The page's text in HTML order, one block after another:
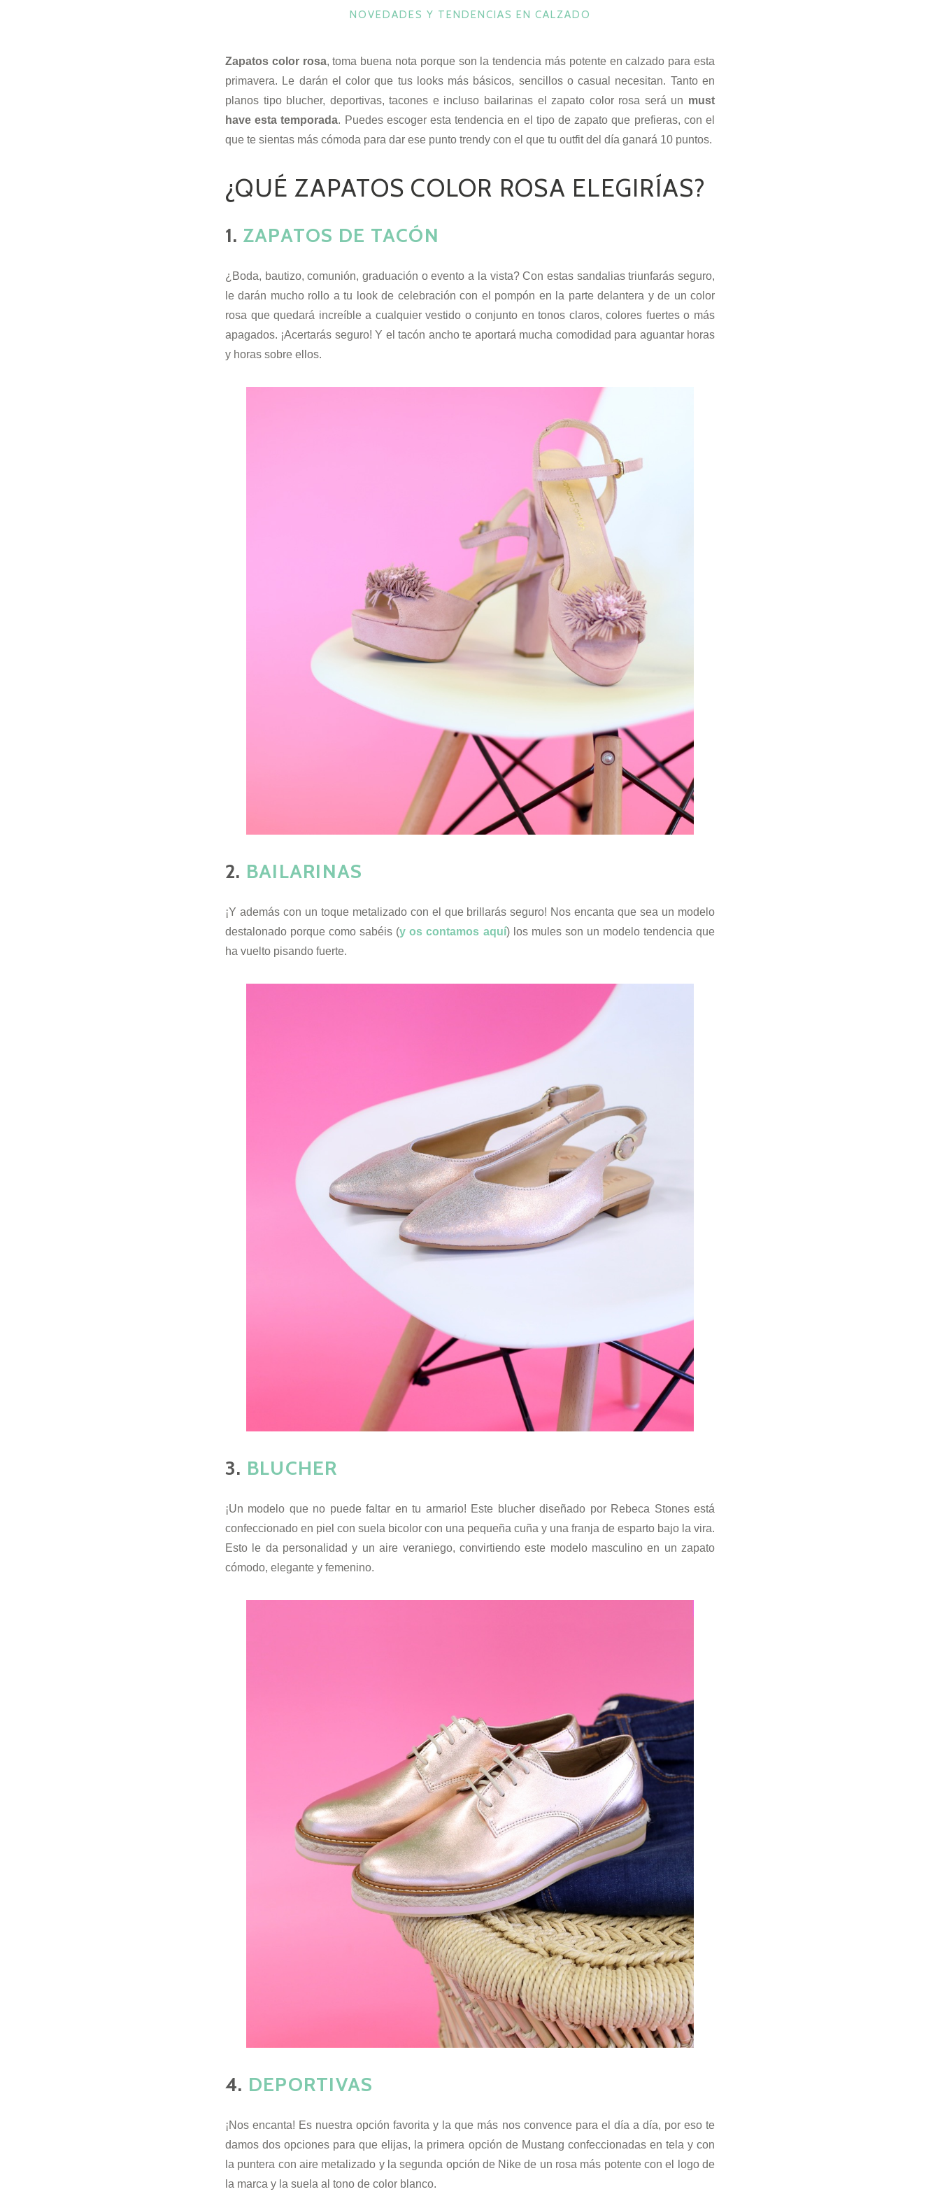
CATEGORÍAS
NOVEDADES Y TENDENCIAS EN CALZADO
Zapatos color rosa, toma buena nota porque son la tendencia más potente en calzado para esta
primavera. Le darán el color que tus looks más básicos, sencillos o casual necesitan. Tanto en
planos tipo blucher, deportivas, tacones e incluso bailarinas el zapato color rosa será un must
have esta temporada. Puedes escoger esta tendencia en el tipo de zapato que prefieras, con el
que te sientas más cómoda para dar ese punto trendy con el que tu outfit del día ganará 10 puntos.
¿QUÉ ZAPATOS COLOR ROSA ELEGIRÍAS?
1. ZAPATOS DE TACÓN
¿Boda, bautizo, comunión, graduación o evento a la vista? Con estas sandalias triunfarás seguro,
le darán mucho rollo a tu look de celebración con el pompón en la parte delantera y de un color
rosa que quedará increíble a cualquier vestido o conjunto en tonos claros, colores fuertes o más
apagados. ¡Acertarás seguro! Y el tacón ancho te aportará mucha comodidad para aguantar horas
y horas sobre ellos.
2. BAILARINAS
¡Y además con un toque metalizado con el que brillarás seguro! Nos encanta que sea un modelo
destalonado porque como sabéis (y os contamos aquí) los mules son un modelo tendencia que
ha vuelto pisando fuerte.
3. BLUCHER
¡Un modelo que no puede faltar en tu armario! Este blucher diseñado por Rebeca Stones está
confeccionado en piel con suela bicolor con una pequeña cuña y una franja de esparto bajo la vira.
Esto le da personalidad y un aire veraniego, convirtiendo este modelo masculino en un zapato
cómodo, elegante y femenino.
4. DEPORTIVAS
¡Nos encanta! Es nuestra opción favorita y la que más nos convence para el día a día, por eso te
damos dos opciones para que elijas, la primera opción de Mustang confeccionadas en tela y con
la puntera con aire metalizado y la segunda opción de Nike de un rosa más potente con el logo de
la marca y la suela al tono de color blanco.